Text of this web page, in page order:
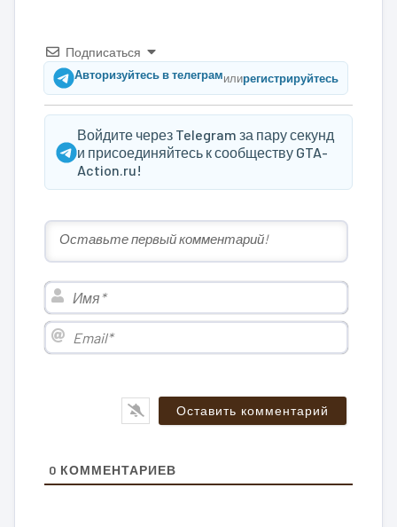
Подписаться
Авторизуйтесь в телеграмилирегистрируйтесь
Войдите через Telegram за пару секунд
и присоединяйтесь к сообществу GTA-
Action.ru!
Имя*
Email*
0 КОММЕНТАРИЕВ